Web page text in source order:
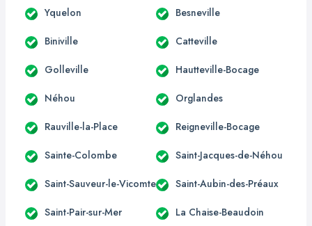
Yquelon Besneville
Biniville Catteville
Golleville Hautteville-Bocage
Néhou Orglandes
Rauville-la-Place Reigneville-Bocage
Sainte-Colombe Saint-Jacques-de-Néhou
Saint-Sauveur-le-Vicomte Saint-Aubin-des-Préaux
Saint-Pair-sur-Mer La Chaise-Beaudoin